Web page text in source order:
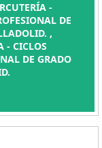
-
DE
,
- CICLOS
DE GRADO